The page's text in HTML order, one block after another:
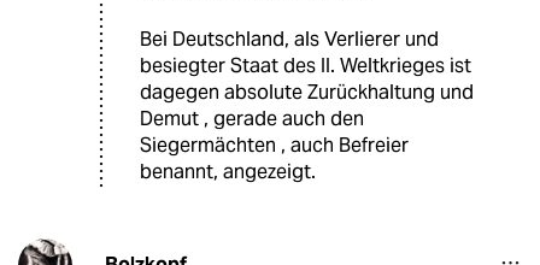
Bei Deutschland, als Verlierer und
besiegter Staat des II. Weltkrieges ist
dagegen absolute Zurückhaltung und
Demut , gerade auch den
Siegermächten , auch Befreier
benannt, angezeigt.